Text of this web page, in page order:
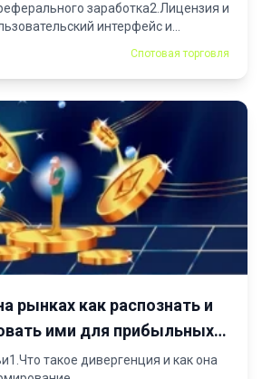
заработка2.Лицензия и
интерфейс и
Спотовая торговля
рынках как распознать и
ими для прибыльных
такое дивергенция и как она